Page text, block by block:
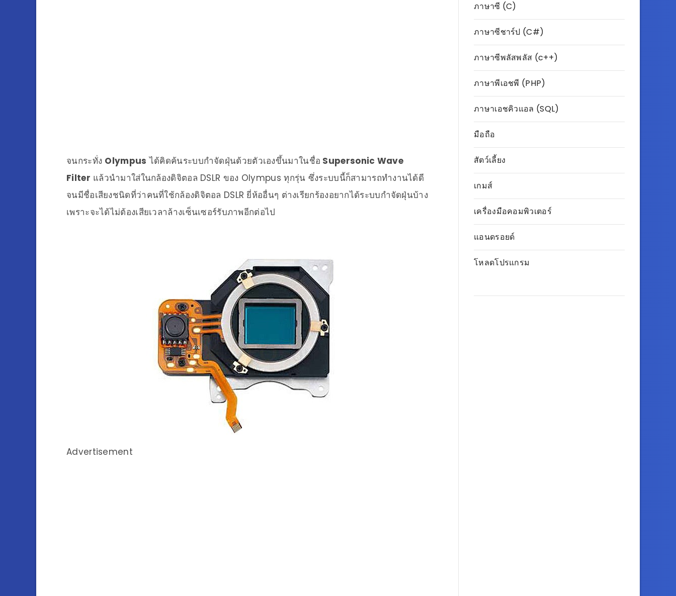
จนกระทั่ง Olympus ได้คิดค้นระบบกำจัดฝุ่นด้วยตัวเองขึ้นมาในชื่อ Supersonic Wave
Filter แล้วนำมาใส่ในกล้องดิจิตอล DSLR ของ Olympus ทุกรุ่น ซึ่งระบบนี้ก็สามารถทำงานได้ดี
จนมีชื่อเสียงชนิดที่ว่าคนที่ใช้กล้องดิจิตอล DSLR ยี่ห้ออื่นๆ ต่างเรียกร้องอยากได้ระบบกำจัดฝุ่นบ้าง
เพราะจะได้ไม่ต้องเสียเวลาล้างเซ็นเซอร์รับภาพอีกต่อไป
Advertisement
ภาษาซี (C)
ภาษาซีชาร์ป (C#)
ภาษาซีพลัสพลัส (c++)
ภาษาพีเอชพี (PHP)
ภาษาเอชคิวแอล (SQL)
มือถือ
สัตว์เลี้ยง
เกมส์
เครื่องมือคอมพิวเตอร์
แอนดรอยด์
โหลดโปรแกรม